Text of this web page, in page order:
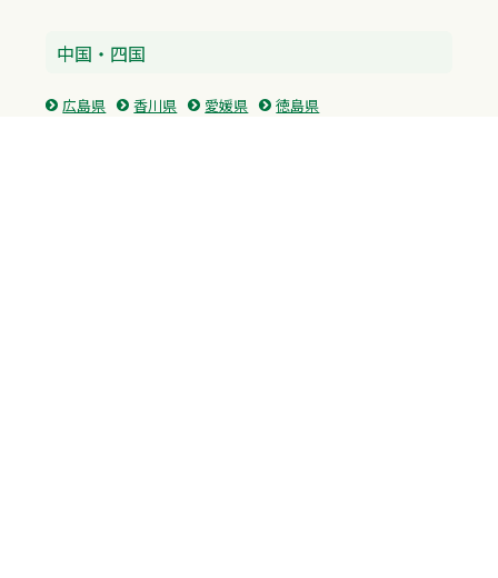
中国・四国
広島県 香川県 愛媛県 徳島県